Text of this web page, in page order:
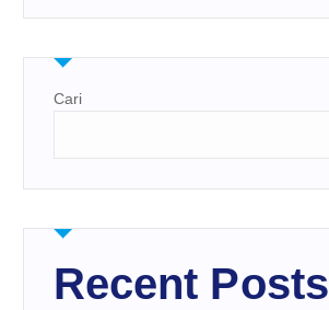
Cari
Recent Posts